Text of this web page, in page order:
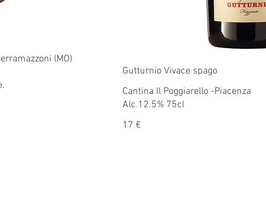
(MO)
Gutturnio Vivace spago
Cantina Il Poggiarello -Piacenza
Alc.12.5% 75cl
17 €